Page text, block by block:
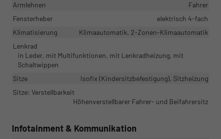
Armlehnen
Fahrer
Fensterheber
elektrisch 4-fach
Klimatisierung
Klimaautomatik, 2-Zonen-Klimaautomatik
Lenkrad
in Leder, mit Multifunktionen, mit Lenkradheizung, mit
Schaltwippen
Sitze
Isofix (Kindersitzbefestigung), Sitzheizung
Sitze: Verstellbarkeit
Höhenverstellbarer Fahrer- und Beifahrersitz
Infotainment & Kommunikation